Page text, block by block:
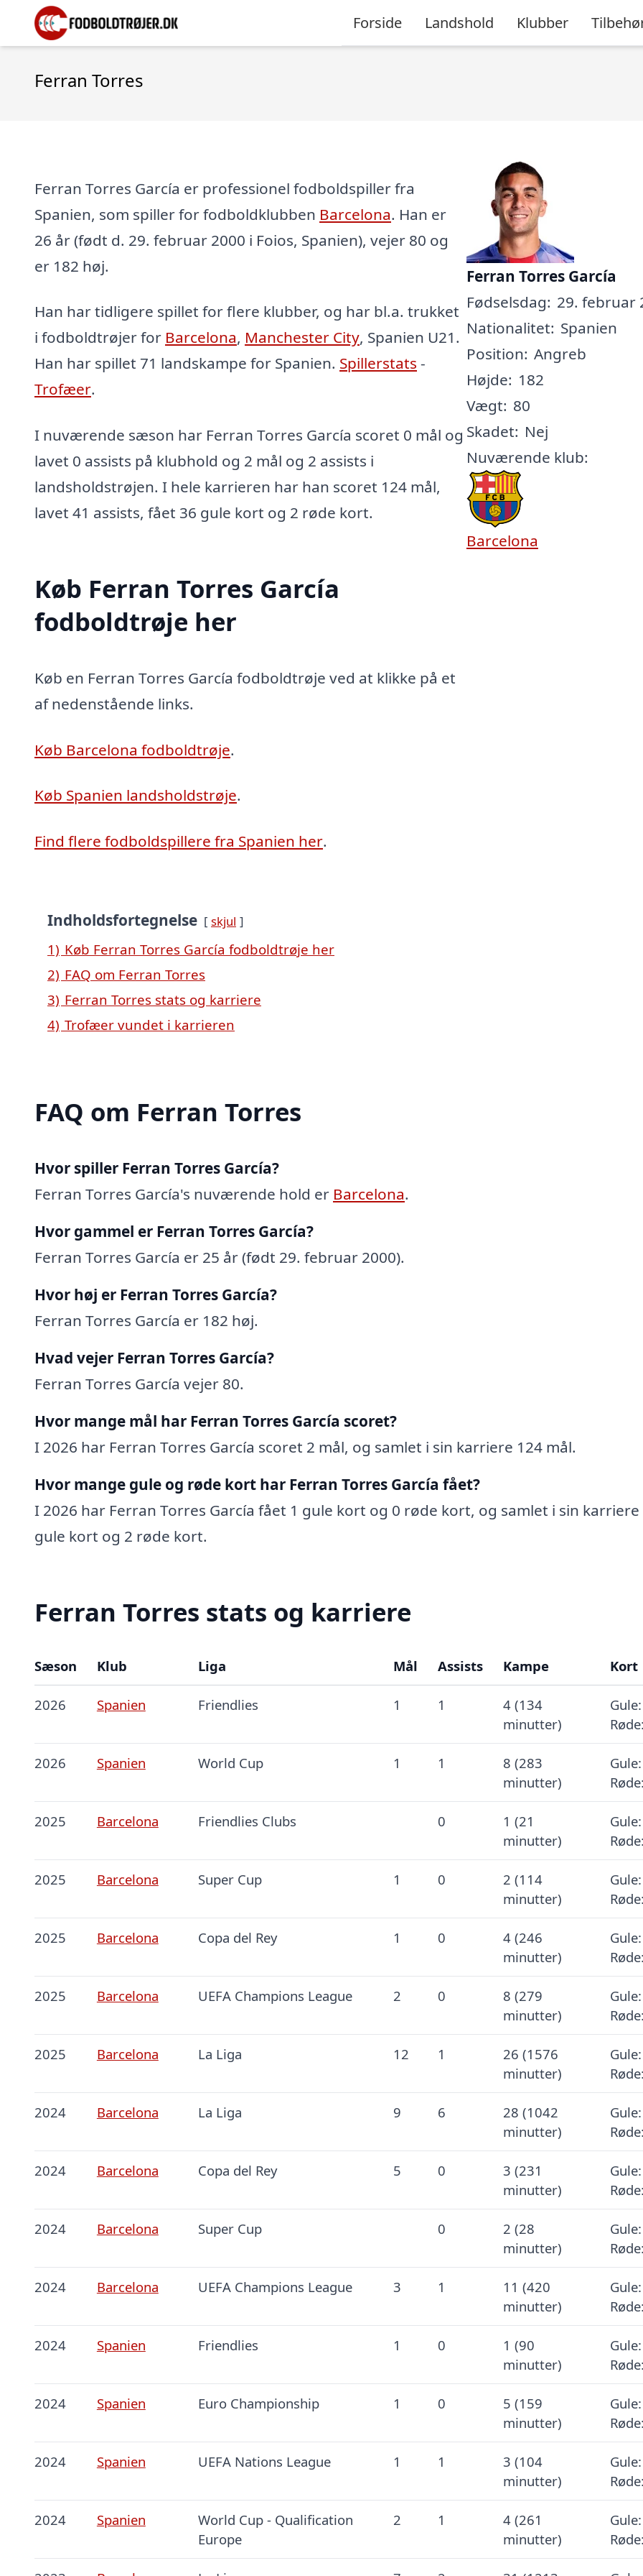
Forside Landshold Klubber
Ferran Torres
Ferran Torres García er professionel fodboldspiller fra
Spanien, som spiller for fodboldklubben Barcelona. Han er
26 år (født d. 29. februar 2000 i Foios, Spanien), vejer 80 og
er 182 høj.
Han har tidligere spillet for flere klubber, og har bl.a. trukket
i fodboldtrøjer for Barcelona, Manchester City, Spanien U21.
Han har spillet 71 landskampe for Spanien. Spillerstats -
Trofæer.
I nuværende sæson har Ferran Torres García scoret 0 mål og
lavet 0 assists på klubhold og 2 mål og 2 assists i
landsholdstrøjen. I hele karrieren har han scoret 124 mål,
lavet 41 assists, fået 36 gule kort og 2 røde kort.
Køb Ferran Torres García
fodboldtrøje her
Køb en Ferran Torres García fodboldtrøje ved at klikke på et
af nedenstående links.
Køb Barcelona fodboldtrøje.
Køb Spanien landsholdstrøje.
Find flere fodboldspillere fra Spanien her.
Ferran Torres García
Fødselsdag: 29. februar
Nationalitet: Spanien
Position: Angreb
Højde: 182
Vægt: 80
Skadet: Nej
Nuværende klub:
Barcelona
Indholdsfortegnelse skjul
1) Køb Ferran Torres García fodboldtrøje her
2) FAQ om Ferran Torres
3) Ferran Torres stats og karriere
4) Trofæer vundet i karrieren
FAQ om Ferran Torres
Hvor spiller Ferran Torres García?
Ferran Torres García's nuværende hold er Barcelona.
Hvor gammel er Ferran Torres García?
Ferran Torres García er 25 år (født 29. februar 2000).
Hvor høj er Ferran Torres García?
Ferran Torres García er 182 høj.
Hvad vejer Ferran Torres García?
Ferran Torres García vejer 80.
Hvor mange mål har Ferran Torres García scoret?
I 2026 har Ferran Torres García scoret 2 mål, og samlet i sin karriere 124 mål.
Hvor mange gule og røde kort har Ferran Torres García fået?
I 2026 har Ferran Torres García fået 1 gule kort og 0 røde kort, og samlet i sin karriere
gule kort og 2 røde kort.
Ferran Torres stats og karriere
Sæson Klub Liga Mål Assists Kampe Kort
2026 Spanien Friendlies 1 1
4 (134
minutter)
2026 Spanien World Cup 1 1
8 (283
minutter)
2025 Barcelona Friendlies Clubs 0
1 (21
minutter)
2025 Barcelona Super Cup 1 0
2 (114
minutter)
2025 Barcelona Copa del Rey 1 0
4 (246
minutter)
2025 Barcelona UEFA Champions League 2 0
8 (279
minutter)
2025 Barcelona La Liga 12 1
26 (1576
minutter)
2024 Barcelona La Liga 9 6
28 (1042
minutter)
2024 Barcelona Copa del Rey 5 0
3 (231
minutter)
2024 Barcelona Super Cup 0
2 (28
minutter)
2024 Barcelona UEFA Champions League 3 1
11 (420
minutter)
2024 Spanien Friendlies 1 0
1 (90
minutter)
2024 Spanien Euro Championship 1 0
5 (159
minutter)
2024 Spanien UEFA Nations League 1 1
3 (104
minutter)
2024 Spanien
World Cup - Qualification
Europe
2 1
4 (261
minutter)